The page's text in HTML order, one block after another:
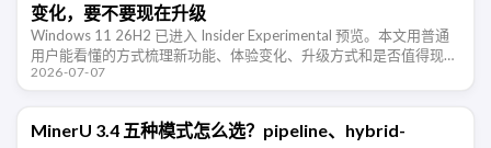
变化，要不要现在升级
Windows 11 26H2 已进入 Insider Experimental 预览。本文用普通
用户能看懂的方式梳理新功能、体验变化、升级方式和是否值得现在
尝鲜。
2026-07-07
MinerU 3.4 五种模式怎么选？pipeline、hybrid-